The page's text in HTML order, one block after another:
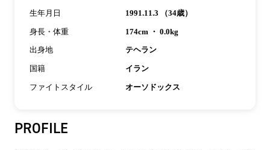
生年月日 1991.11.3 （34歳）
身長・体重 174cm ・ 0.0kg
出身地 テヘラン
国籍 イラン
ファイトスタイル オーソドックス
PROFILE